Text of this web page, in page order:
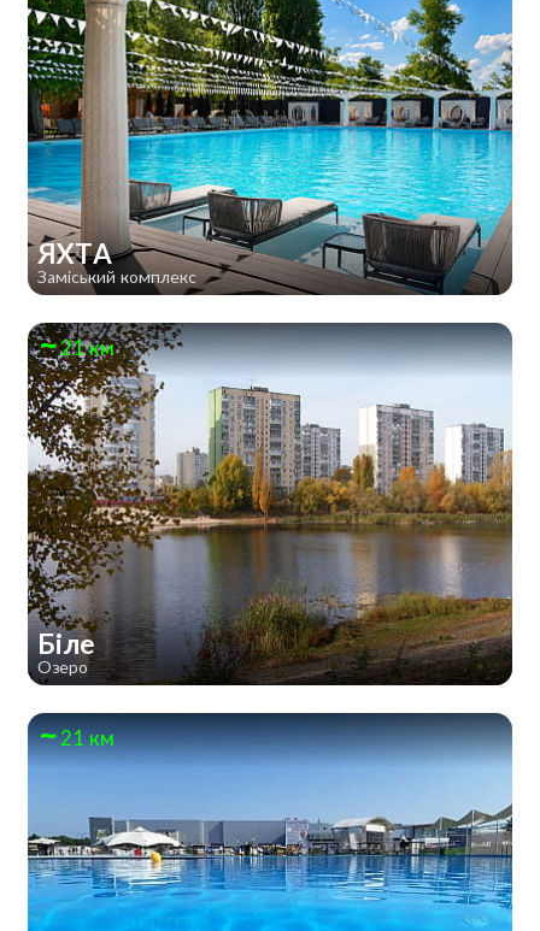
ЯХТА
Заміський комплекс
21 км
Біле
Озеро
21 км